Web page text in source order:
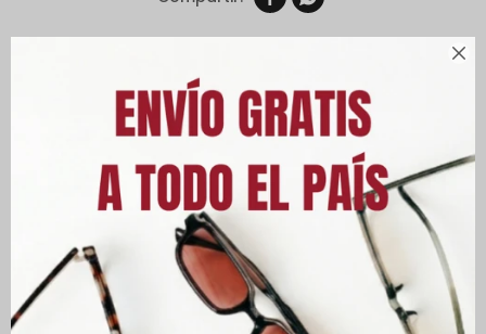

Cambios y Devoluciones
Características
Descripción